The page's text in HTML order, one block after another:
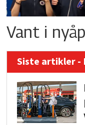
Vant i
Siste artikler -